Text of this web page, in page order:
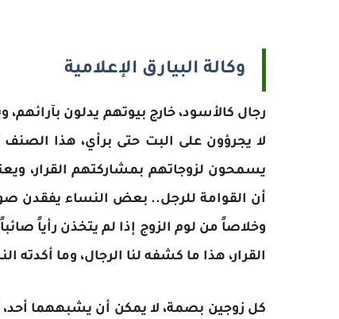
وكالة البيارق الإعلامية
رجال كالأسود، خارج بيوتهم يدلون
لا يجرؤون على البت حتى برأي، هذا الصنف
يسمحون لزوجاتهم بمشاركتهم القرار،
أن القوامة للرجل.. بعض النساء يفقدن
وخلاصاً من لوم الزوج إذا لم يتخذن رأياً
القرار، هذا ما كشفه لنا الرجال، وما أكدته
كل زوجين بصمة، لا يمكن أن يشبههما أحد،